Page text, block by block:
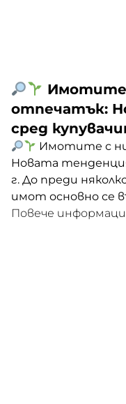
Имотите
отпечатък:
сред
Имотите с
Новата
г. До преди
имот основно се
Повече